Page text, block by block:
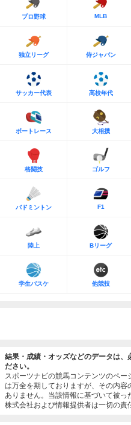
プロ野球 MLB
独立リーグ 侍ジャパン
サッカー代表 高校年代
ボートレース 大相撲
格闘技 ゴルフ
バドミントン F1
陸上 Bリーグ
学生バスケ 他競技
結果・成績・オッズなどのデータは、
ださい。
スポーツナビの競馬コンテンツのペ
は万全を期しておりますが、その内
ありません。当該情報に基づいて被
株式会社および情報提供者は一切の責